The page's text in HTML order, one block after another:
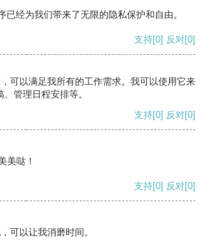
已经为我们带来了无限的隐私保护和自由。
支持[0] 反对[0]
可以满足我所有的工作需求。我可以使用它来
管理日程安排等。
支持[0] 反对[0]
美哒！
支持[0] 反对[0]
可以让我消磨时间。